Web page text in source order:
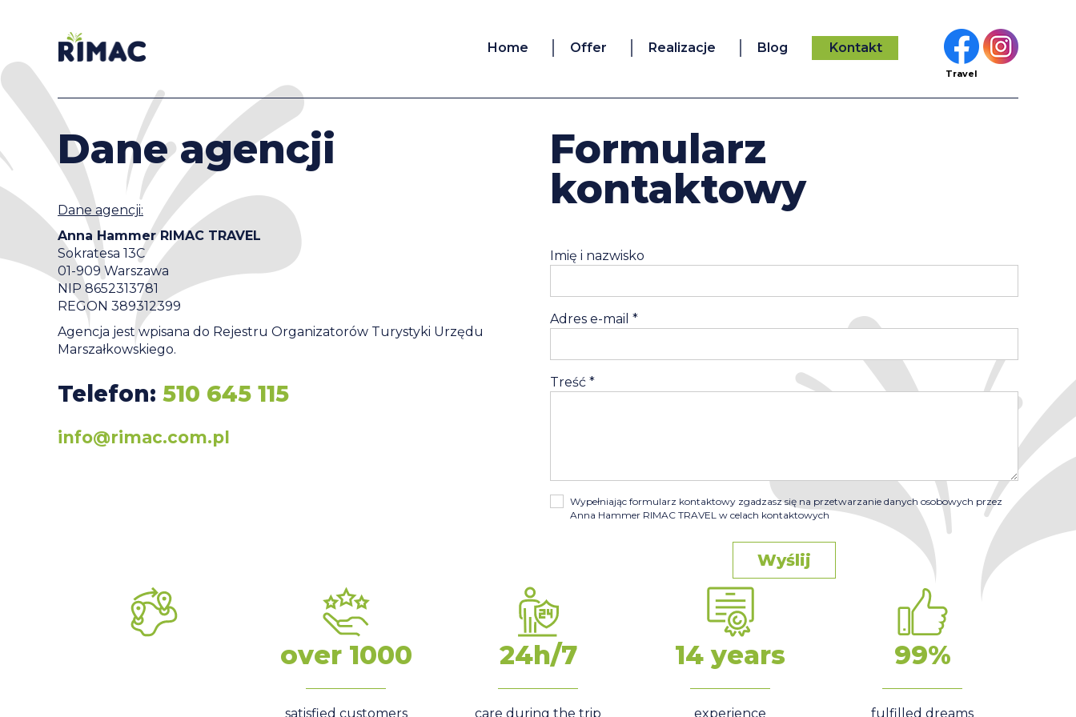
Home Offer Realizacje Blog Kontakt
Travel
Dane agencji
Dane agencji:
Anna Hammer RIMAC TRAVEL
Sokratesa 13C
01-909 Warszawa
NIP 8652313781
REGON 389312399
Agencja jest wpisana do Rejestru Organizatorów Turystyki Urzędu
Marszałkowskiego.
Telefon: 510 645 115
info@rimac.com.pl
Formularz
kontaktowy
Imię i nazwisko
Adres e-mail *
Treść *
Wypełniając formularz kontaktowy zgadzasz się na przetwarzanie danych osobowych przez
Anna Hammer RIMAC TRAVEL w celach kontaktowych
Wyślij
over 1000
satisfied customers
24h/7
care during the trip
14 years
experience
99%
fulfilled dreams